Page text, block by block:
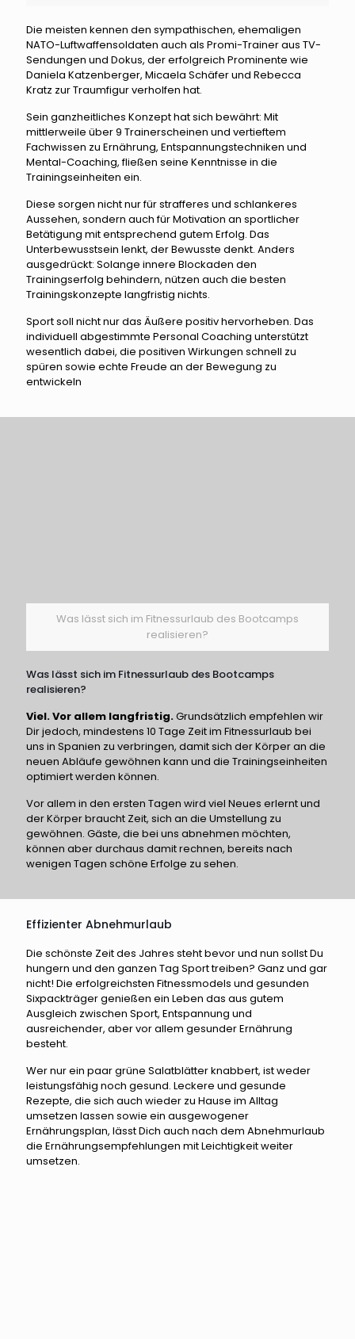
Die meisten kennen den sympathischen, ehemaligen
NATO-Luftwaffensoldaten auch als Promi-Trainer aus TV-
Sendungen und Dokus, der erfolgreich Prominente wie
Daniela Katzenberger, Micaela Schäfer und Rebecca
Kratz zur Traumfigur verholfen hat.
Sein ganzheitliches Konzept hat sich bewährt: Mit
mittlerweile über 9 Trainerscheinen und vertieftem
Fachwissen zu Ernährung, Entspannungstechniken und
Mental-Coaching, fließen seine Kenntnisse in die
Trainingseinheiten ein.
Diese sorgen nicht nur für strafferes und schlankeres
Aussehen, sondern auch für Motivation an sportlicher
Betätigung mit entsprechend gutem Erfolg. Das
Unterbewusstsein lenkt, der Bewusste denkt. Anders
ausgedrückt: Solange innere Blockaden den
Trainingserfolg behindern, nützen auch die besten
Trainingskonzepte langfristig nichts.
Sport soll nicht nur das Äußere positiv hervorheben. Das
individuell abgestimmte Personal Coaching unterstützt
wesentlich dabei, die positiven Wirkungen schnell zu
spüren sowie echte Freude an der Bewegung zu
entwickeln
Was lässt sich im Fitnessurlaub des Bootcamps
realisieren?
Was lässt sich im Fitnessurlaub des Bootcamps
realisieren?
Viel. Vor allem langfristig.Grundsätzlich empfehlen wir
Dir jedoch, mindestens 10 Tage Zeit im Fitnessurlaub bei
uns in Spanien zu verbringen, damit sich der Körper an die
neuen Abläufe gewöhnen kann und die Trainingseinheiten
optimiert werden können.
Vor allem in den ersten Tagen wird viel Neues erlernt und
der Körper braucht Zeit, sich an die Umstellung zu
gewöhnen. Gäste, die bei uns abnehmen möchten,
können aber durchaus damit rechnen, bereits nach
wenigen Tagen schöne Erfolge zu sehen.
Effizienter Abnehmurlaub
Die schönste Zeit des Jahres steht bevor und nun sollst Du
hungern und den ganzen Tag Sport treiben? Ganz und gar
nicht! Die erfolgreichsten Fitnessmodels und gesunden
Sixpackträger genießen ein Leben das aus gutem
Ausgleich zwischen Sport, Entspannung und
ausreichender, aber vor allem gesunder Ernährung
besteht.
Wer nur ein paar grüne Salatblätter knabbert, ist weder
leistungsfähig noch gesund. Leckere und gesunde
Rezepte, die sich auch wieder zu Hause im Alltag
umsetzen lassen sowie ein ausgewogener
Ernährungsplan, lässt Dich auch nach dem Abnehmurlaub
die Ernährungsempfehlungen mit Leichtigkeit weiter
umsetzen.